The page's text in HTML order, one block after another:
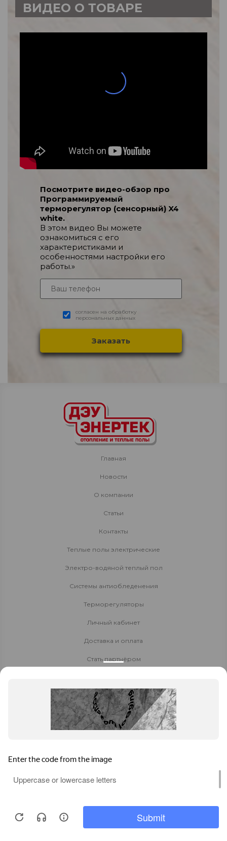
ВИДЕО О ТОВАРЕ
Посмотрите видео-обзор про
Программируемый
терморегулятор (сенсорный) X4
white.
В этом видео Вы можете
ознакомиться с его
характеристиками и
особенностями настройки его
работы.»
согласен на обработку
персональных данных
Главная
Новости
О компании
Статьи
Контакты
Теплые полы электрические
Электро-водяной теплый пол
Системы антиобледенения
Терморегуляторы
Личный кабинет
Доставка и оплата
Стать партнёром
Контакты
8 800 700-80-40
8 (925) 410-56-23
Москва, Варшавское ш., д.1 стр. 6, БЦ W Plaza-2, офис